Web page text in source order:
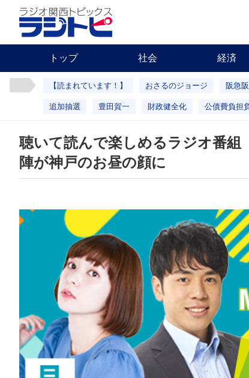
トップ 社会 経済
【読まれています！】 おさるのジョージ 阪急
追加抽選 豊田賀一 財政健全化 公債費負担
聴いて読んで楽しめるラジオ番組
陣が神戸のお昼の顔に